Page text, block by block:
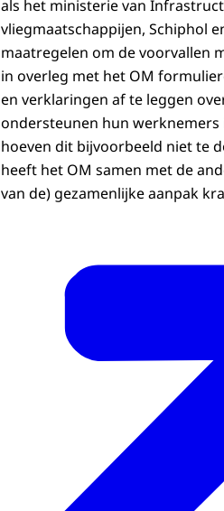
als het ministerie van
vliegmaatschappijen, Schiphol
maatregelen om de voorvallen
in overleg met het OM
en verklaringen af te leggen
ondersteunen hun werknemers
hoeven dit bijvoorbeeld niet te
heeft het OM samen met de
van de) gezamenlijke aanpak